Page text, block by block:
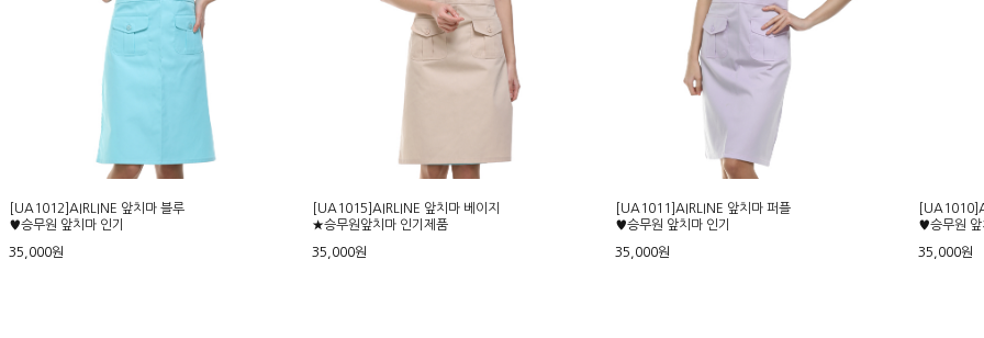
[UA1012]AIRLINE 앞치마 블루
♥승무원 앞치마 인기
35,000원
[UA1015]AIRLINE 앞치마 베이지
★승무원앞치마 인기제품
35,000원
[UA1011]AIRLINE 앞치마 퍼플
♥승무원 앞치마 인기
35,000원
♥승무원 앞
35,000원